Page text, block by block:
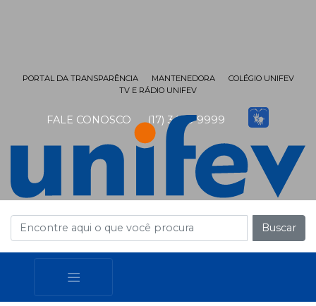
FALE CONOSCO (17) 3405-9999
PORTAL DA TRANSPARÊNCIA MANTENEDORA
COLÉGIO UNIFEV
TV E RÁDIO UNIFEV
Buscar